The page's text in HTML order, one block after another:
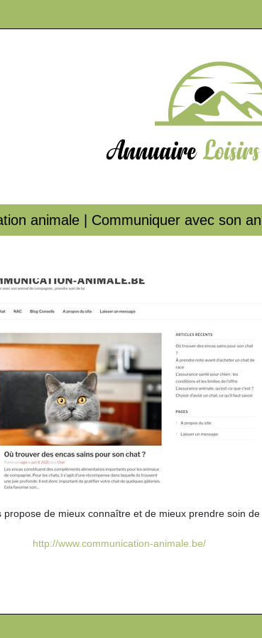
animale | Communiquer avec son
de mieux connaître et de mieux prendre soin
http://www.communication-animale.be/